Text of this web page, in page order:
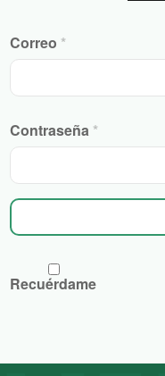
Correo *
Contraseña *
Recuérdame